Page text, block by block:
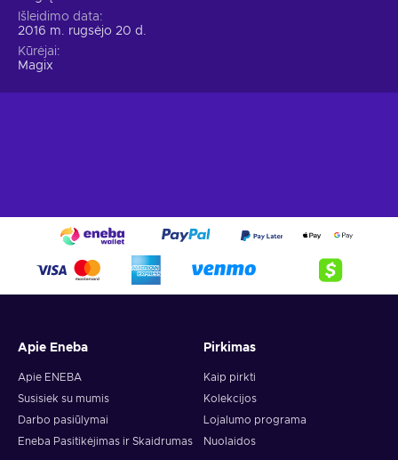
Išleidimo data
2016 m. rugsėjo 20 d.
Kūrėjai
Magix
Apie Eneba
Apie ENEBA
Susisiek su mumis
Darbo pasiūlymai
Eneba Pasitikėjimas ir Skaidrumas
Pirkimas
Kaip pirkti
Kolekcijos
Lojalumo programa
Nuolaidos